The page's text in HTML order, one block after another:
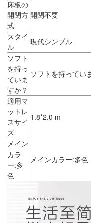
床板の
開閉方
式
開閉不要
スタイ
ル
現代シンプル
ソフト
を持っ
ていま
すか？
ソフトを持ってい
適用マ
ットレ
スサイ
ズ
1.8*2.0 m
メイン
カラ
ー:多
色
メインカラー:多色